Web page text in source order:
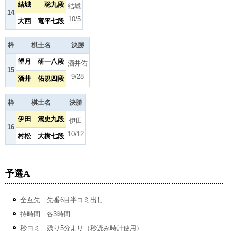
14
結城 聡九段 結城
10/5
大西 竜平七段
枠 棋士名 決勝
15
望月 研一八段 酒井佑
9/28
酒井 佑規四段
枠 棋士名 決勝
16
伊田 篤史九段
伊田
10/12
村松 大樹七段
予選A
全互先 先番6目半コミ出し
持時間 各3時間
秒ヨミ 残り5分より（秒読み時計使用）